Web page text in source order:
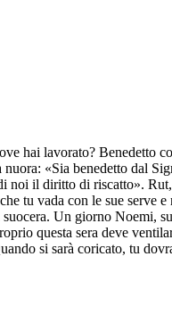
hai lavorato? Benedetto
«Sia benedetto dal
noi il diritto di riscatto».
tu vada con le sue
Un giorno Noemi,
questa sera deve
si sarà coricato, tu